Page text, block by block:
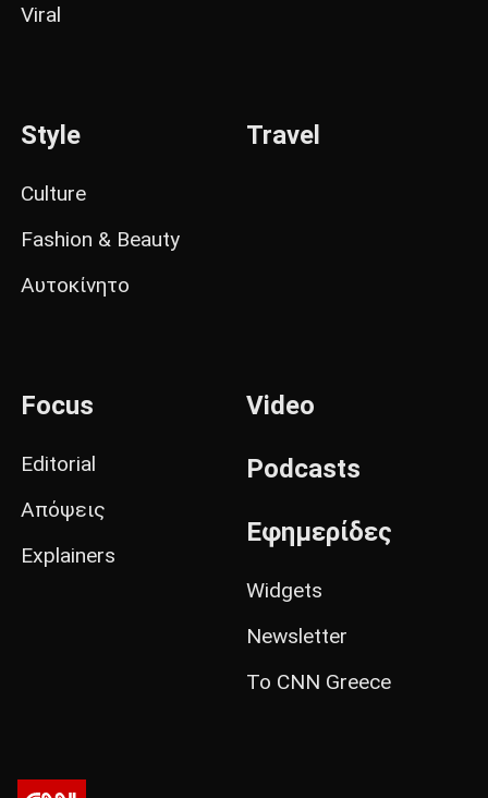
Viral
Style
Culture
Fashion & Beauty
Αυτοκίνητο
Travel
Focus
Editorial
Απόψεις
Explainers
Video
Podcasts
Εφημερίδες
Widgets
Newsletter
Το CNN Greece